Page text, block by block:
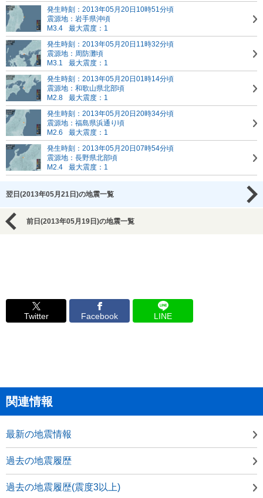
発生時刻：2013年05月20日10時51分頃
震源地：岩手県沖頃
M3.4
最大震度：1
発生時刻：2013年05月20日11時32分頃
震源地：周防灘頃
M3.1
最大震度：1
発生時刻：2013年05月20日01時14分頃
震源地：和歌山県北部頃
M2.8
最大震度：1
発生時刻：2013年05月20日20時34分頃
震源地：福島県浜通り頃
M2.6
最大震度：1
発生時刻：2013年05月20日07時54分頃
震源地：長野県北部頃
M2.4
最大震度：1
翌日(2013年05月21日)の地震一覧
前日(2013年05月19日)の地震一覧
Twitter Facebook LINE
関連情報
最新の地震情報
過去の地震履歴
過去の地震履歴(震度3以上)